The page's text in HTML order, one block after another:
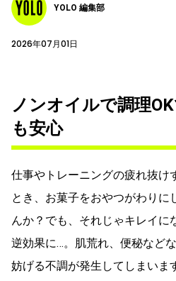
YOLO 編集部
2026年07月01日
ノンオイルで調理
も安心
仕事やトレーニングの疲れ抜け
とき、お菓子をおやつがわりに
んか？でも、それじゃキレイに
逆効果に…。肌荒れ、便秘など
妨げる不調が発生してしまいま